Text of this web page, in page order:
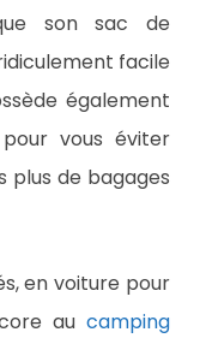
son sac de
facile
également
vous éviter
plus de bagages
en voiture pour
au camping